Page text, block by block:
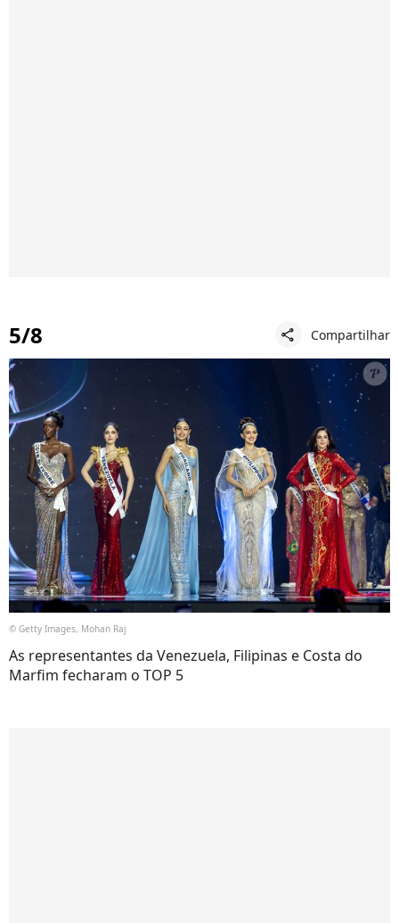
5/8 share Compartilhar
© Getty Images, Mohan Raj
As representantes da Venezuela, Filipinas e Costa do
Marfim fecharam o TOP 5